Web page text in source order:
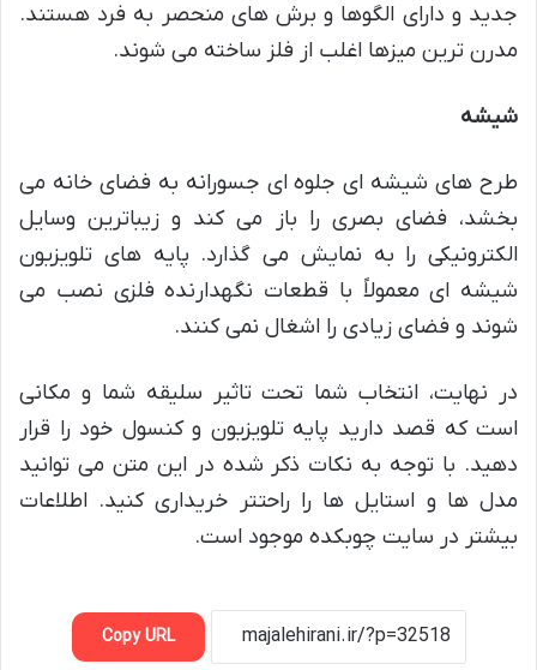
جدید و دارای الگوها و برش های منحصر به فرد هستند.
مدرن ترین میزها اغلب از فلز ساخته می شوند.
شیشه
طرح های شیشه ای جلوه ای جسورانه به فضای خانه می
بخشد، فضای بصری را باز می کند و زیباترین وسایل
الکترونیکی را به نمایش می گذارد. پایه های تلویزیون
شیشه ای معمولاً با قطعات نگهدارنده فلزی نصب می
شوند و فضای زیادی را اشغال نمی کنند.
در نهایت، انتخاب شما تحت تاثیر سلیقه شما و مکانی
است که قصد دارید پایه تلویزیون و کنسول خود را قرار
دهید. با توجه به نکات ذکر شده در این متن می توانید
مدل ها و استایل ها را راحتتر خریداری کنید. اطلاعات
بیشتر در سایت چوبکده موجود است.
Copy URL